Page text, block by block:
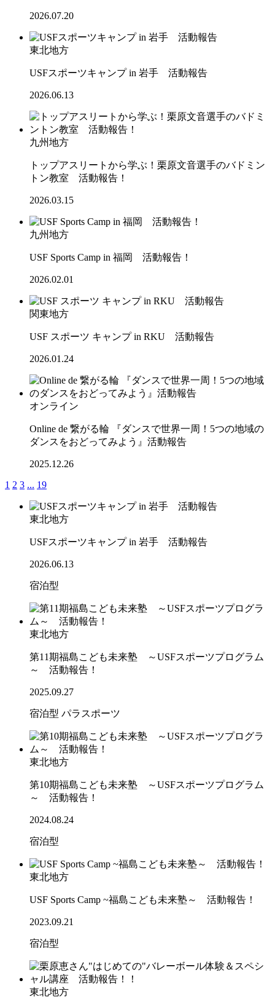
2026.07.20
東北地方
USFスポーツキャンプ in 岩手 活動報告
2026.06.13
九州地方
トップアスリートから学ぶ！栗原文音選手のバドミン
トン教室 活動報告！
2026.03.15
九州地方
USF Sports Camp in 福岡 活動報告！
2026.02.01
関東地方
USF スポーツ キャンプ in RKU 活動報告
2026.01.24
オンライン
Online de 繋がる輪 『ダンスで世界一周！5つの地域の
ダンスをおどってみよう』活動報告
2025.12.26
1 2 3 ... 19
東北地方
USFスポーツキャンプ in 岩手 活動報告
2026.06.13
宿泊型
東北地方
第11期福島こども未来塾 ～USFスポーツプログラム
～ 活動報告！
2025.09.27
宿泊型 パラスポーツ
東北地方
第10期福島こども未来塾 ～USFスポーツプログラム
～ 活動報告！
2024.08.24
宿泊型
東北地方
USF Sports Camp ~福島こども未来塾～ 活動報告！
2023.09.21
宿泊型
東北地方